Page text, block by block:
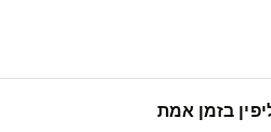
בזמן אמת